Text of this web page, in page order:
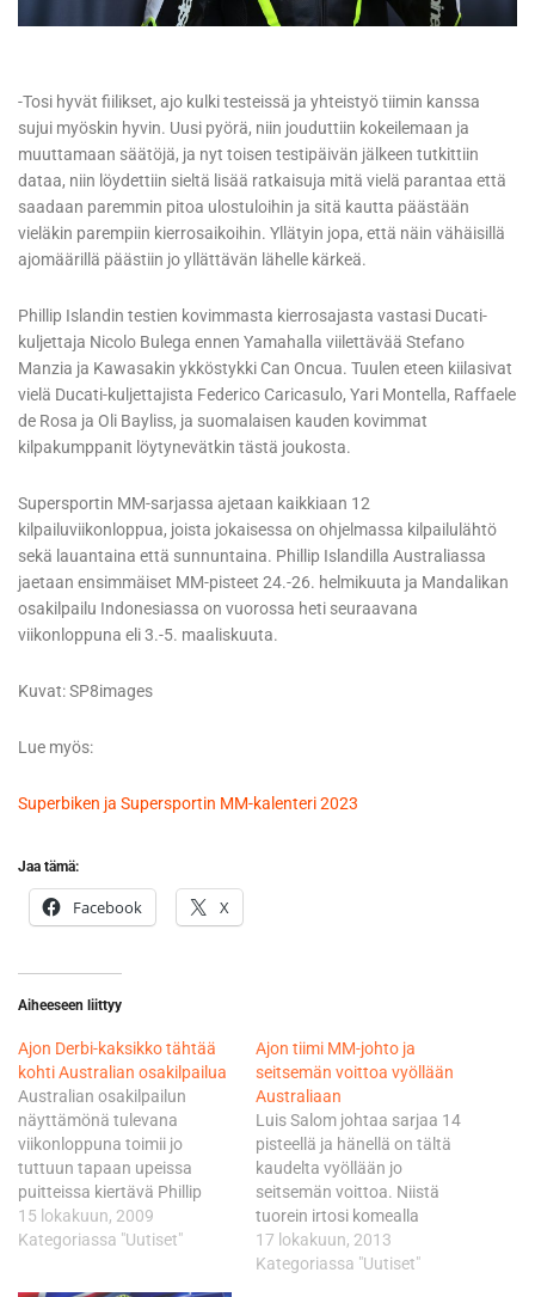
-Tosi hyvät fiilikset, ajo kulki testeissä ja yhteistyö tiimin kanssa
sujui myöskin hyvin. Uusi pyörä, niin jouduttiin kokeilemaan ja
muuttamaan säätöjä, ja nyt toisen testipäivän jälkeen tutkittiin
dataa, niin löydettiin sieltä lisää ratkaisuja mitä vielä parantaa että
saadaan paremmin pitoa ulostuloihin ja sitä kautta päästään
vieläkin parempiin kierrosaikoihin. Yllätyin jopa, että näin vähäisillä
ajomäärillä päästiin jo yllättävän lähelle kärkeä.
Phillip Islandin testien kovimmasta kierrosajasta vastasi Ducati-
kuljettaja Nicolo Bulega ennen Yamahalla viilettävää Stefano
Manzia ja Kawasakin ykköstykki Can Oncua. Tuulen eteen kiilasivat
vielä Ducati-kuljettajista Federico Caricasulo, Yari Montella, Raffaele
de Rosa ja Oli Bayliss, ja suomalaisen kauden kovimmat
kilpakumppanit löytynevätkin tästä joukosta.
Supersportin MM-sarjassa ajetaan kaikkiaan 12
kilpailuviikonloppua, joista jokaisessa on ohjelmassa kilpailulähtö
sekä lauantaina että sunnuntaina. Phillip Islandilla Australiassa
jaetaan ensimmäiset MM-pisteet 24.-26. helmikuuta ja Mandalikan
osakilpailu Indonesiassa on vuorossa heti seuraavana
viikonloppuna eli 3.-5. maaliskuuta.
Kuvat: SP8images
Lue myös:
Superbiken ja Supersportin MM-kalenteri 2023
Jaa tämä:
Facebook X
Aiheeseen liittyy
Ajon Derbi-kaksikko tähtää
kohti Australian osakilpailua
Australian osakilpailun
näyttämönä tulevana
viikonloppuna toimii jo
tuttuun tapaan upeissa
puitteissa kiertävä Phillip
Islandin rata. Ajo
Interwettenin Derbi-kaksikko
Aegerter matkaa kohti
15 lokakuun, 2009
Kategoriassa "Uutiset"
Ajon tiimi MM-johto ja
seitsemän voittoa vyöllään
Australiaan
Luis Salom johtaa sarjaa 14
pisteellä ja hänellä on tältä
kaudelta vyöllään jo
seitsemän voittoa. Niistä
tuorein irtosi komealla
tavalla viime sunnuntaina
Malesiassa. - Johto on hyvä,
17 lokakuun, 2013
Kategoriassa "Uutiset"